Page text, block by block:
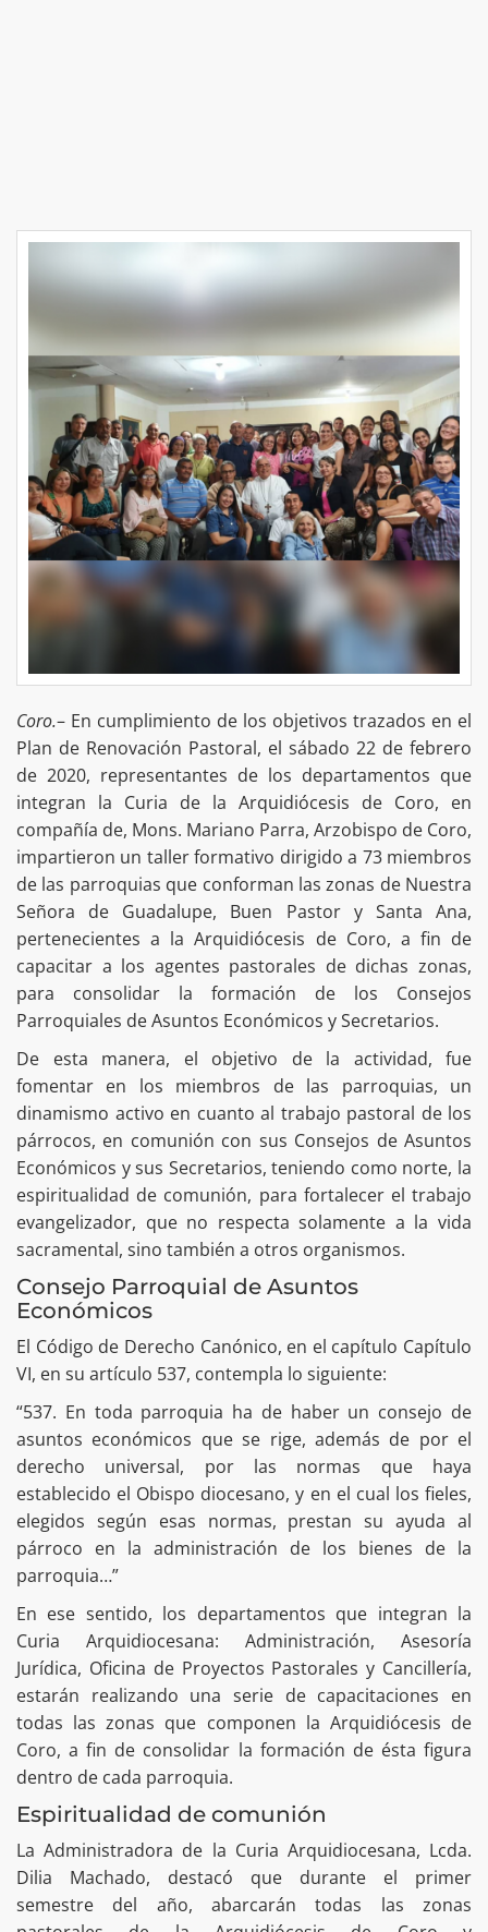
Coro.– En cumplimiento de los objetivos trazados en el
Plan de Renovación Pastoral, el sábado 22 de febrero
de 2020, representantes de los departamentos que
integran la Curia de la Arquidiócesis de Coro, en
compañía de, Mons. Mariano Parra, Arzobispo de Coro,
impartieron un taller formativo dirigido a 73 miembros
de las parroquias que conforman las zonas de Nuestra
Señora de Guadalupe, Buen Pastor y Santa Ana,
pertenecientes a la Arquidiócesis de Coro, a fin de
capacitar a los agentes pastorales de dichas zonas,
para consolidar la formación de los Consejos
Parroquiales de Asuntos Económicos y Secretarios.
De esta manera, el objetivo de la actividad, fue
fomentar en los miembros de las parroquias, un
dinamismo activo en cuanto al trabajo pastoral de los
párrocos, en comunión con sus Consejos de Asuntos
Económicos y sus Secretarios, teniendo como norte, la
espiritualidad de comunión, para fortalecer el trabajo
evangelizador, que no respecta solamente a la vida
sacramental, sino también a otros organismos.
Consejo Parroquial de Asuntos
Económicos
El Código de Derecho Canónico, en el capítulo Capítulo
VI, en su artículo 537, contempla lo siguiente:
“537. En toda parroquia ha de haber un consejo de
asuntos económicos que se rige, además de por el
derecho universal, por las normas que haya
establecido el Obispo diocesano, y en el cual los fieles,
elegidos según esas normas, prestan su ayuda al
párroco en la administración de los bienes de la
parroquia…”
En ese sentido, los departamentos que integran la
Curia Arquidiocesana: Administración, Asesoría
Jurídica, Oficina de Proyectos Pastorales y Cancillería,
estarán realizando una serie de capacitaciones en
todas las zonas que componen la Arquidiócesis de
Coro, a fin de consolidar la formación de ésta figura
dentro de cada parroquia.
Espiritualidad de comunión
La Administradora de la Curia Arquidiocesana, Lcda.
Dilia Machado, destacó que durante el primer
semestre del año, abarcarán todas las zonas